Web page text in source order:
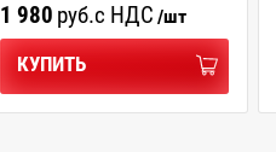
1 980 руб.с НДС /шт
КУПИТЬ